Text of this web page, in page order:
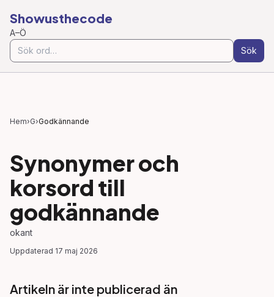
Showusthecode
A–Ö
Sök
Hem›G›Godkännande
Synonymer och
korsord till
godkännande
okant
Uppdaterad 17 maj 2026
Artikeln är inte publicerad än